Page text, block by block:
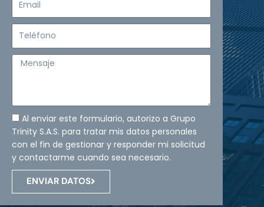
Mensaje
Al enviar este formulario, autorizo a Grupo
Trinity S.A.S. para tratar mis datos personales
con el fin de gestionar y responder mi solicitud
y contactarme cuando sea necesario.
ENVIAR DATOS